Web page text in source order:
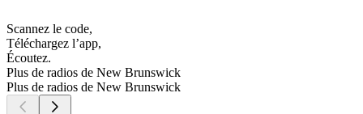
Scannez le code,
Téléchargez l’app,
Écoutez.
Plus de radios de New Brunswick
Plus de radios de New Brunswick